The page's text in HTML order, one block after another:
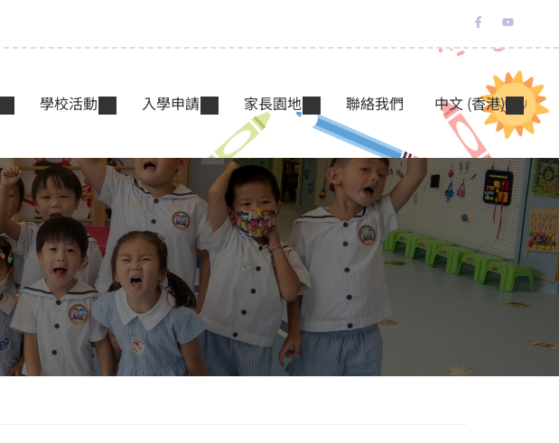
學校活動 入學申請 家長園地 聯絡我們 中文 (香港)